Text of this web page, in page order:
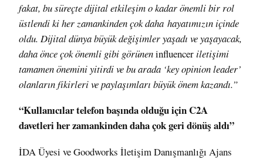
fakat, bu süreçte dijital etkileşim o kadar önemli bir rol
üstlendi ki her zamankinden çok daha hayatımızın içinde
oldu. Dijital dünya büyük değişimler yaşadı ve yaşayacak,
daha önce çok önemli gibi görüneninfluenceriletişimi
tamamen önemini yitirdi ve bu arada ‘key opinion leader’
olanların fikirleri ve paylaşımları büyük önem kazandı.”
“Kullanıcılar telefon başında olduğu için C2A
davetleri her zamankinden daha çok geri dönüş aldı”
İDA Üyesi ve Goodworks İletişim Danışmanlığı Ajans